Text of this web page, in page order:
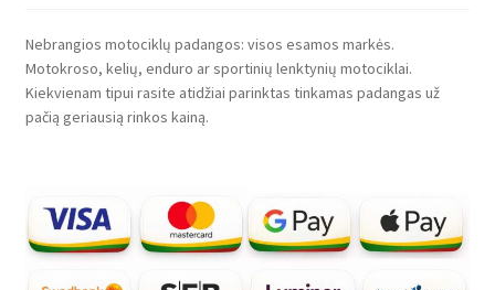
Nebrangios motociklų padangos: visos esamos markės.
Motokroso, kelių, enduro ar sportinių lenktynių motociklai.
Kiekvienam tipui rasite atidžiai parinktas tinkamas padangas už
pačią geriausią rinkos kainą.